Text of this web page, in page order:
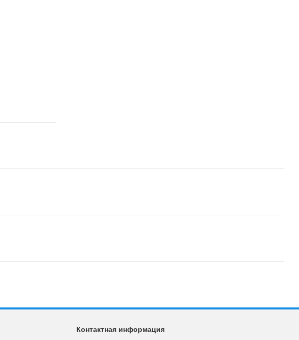
Контактная информация